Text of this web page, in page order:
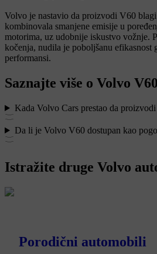
Volvo je nastavio da proizvodi V60
kombinovala smanjene emisije u
motorima, uz udobnije iskustvo vožnje.
kočenja, nudila je poboljšanu efikasnost
performansi.
Saznajte više o Volvo V60
Kada Volvo Cars prestao da
Da li je Volvo V60 dostupan kao
Istražite druge Volvo
Porodični automobili